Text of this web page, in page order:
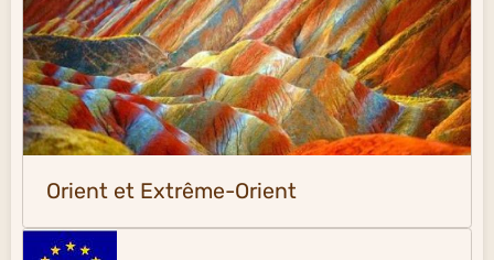
Orient et Extrême-Orient